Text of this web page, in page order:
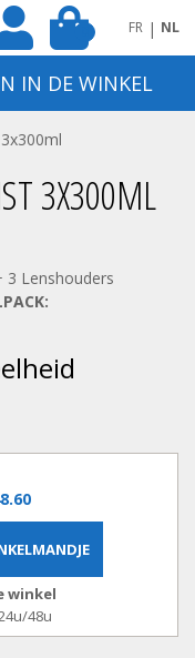
FR | NL
IN DE WINKEL
3X300ML
3 Lenshouders
winkel
48u